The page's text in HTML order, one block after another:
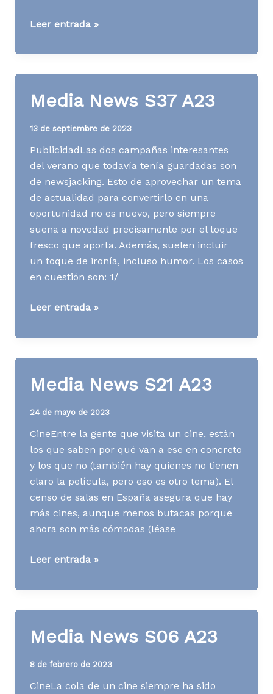
Media
S45
Leer entrada »
Media News S37 A23
13 de septiembre de 2023
PublicidadLas dos campañas interesantes
del verano que todavía tenía guardadas son
de newsjacking. Esto de aprovechar un tema
de actualidad para convertirlo en una
oportunidad no es nuevo, pero siempre
suena a novedad precisamente por el toque
fresco que aporta. Además, suelen incluir
un toque de ironía, incluso humor. Los casos
en cuestión son: 1/
Media
S37
Leer entrada »
Media News S21 A23
24 de mayo de 2023
CineEntre la gente que visita un cine, están
los que saben por qué van a ese en concreto
y los que no (también hay quienes no tienen
claro la película, pero eso es otro tema). El
censo de salas en España asegura que hay
más cines, aunque menos butacas porque
ahora son más cómodas (léase
Media
S21
Leer entrada »
Media News S06 A23
8 de febrero de 2023
CineLa cola de un cine siempre ha sido